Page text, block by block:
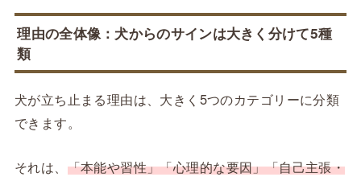
理由の全体像：犬からのサインは大きく分けて5種
類
犬が立ち止まる理由は、大きく5つのカテゴリーに分類
できます。
それは、 「本能や習性」「心理的な要因」「自己主張・